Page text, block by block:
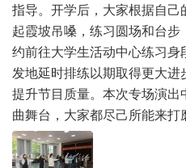
指导。开学后，大家根据自
起霞坡吊嗓，练习圆场和台
约前往大学生活动中心练习身
发地延时排练以期取得更大
提升节目质量。本次专场演
曲舞台，大家都尽己所能来打